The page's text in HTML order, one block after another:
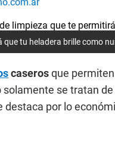
que tu heladera brille como
caserosque
solamente se tratan de
destaca por lo